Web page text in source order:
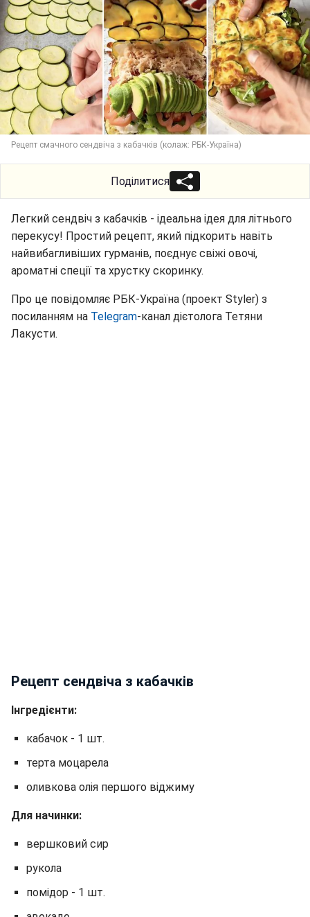
Рецепт смачного сендвіча з кабачків (колаж: РБК-Україна)
Поділитися
Легкий сендвіч з кабачків - ідеальна ідея для літнього
перекусу! Простий рецепт, який підкорить навіть
найвибагливіших гурманів, поєднує свіжі овочі,
ароматні спеції та хрустку скоринку.
Про це повідомляє РБК-Україна (проект Styler) з
посиланням на Telegram-канал дієтолога Тетяни
Лакусти.
Рецепт сендвіча з кабачків
Інгредієнти:
кабачок - 1 шт.
терта моцарела
оливкова олія першого віджиму
Для начинки:
вершковий сир
рукола
помідор - 1 шт.